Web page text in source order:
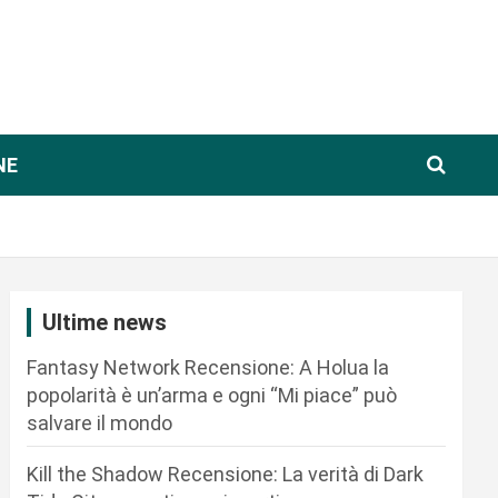
Ultime news
Fantasy Network Recensione: A Holua la
popolarità è un’arma e ogni “Mi piace” può
salvare il mondo
Kill the Shadow Recensione: La verità di Dark